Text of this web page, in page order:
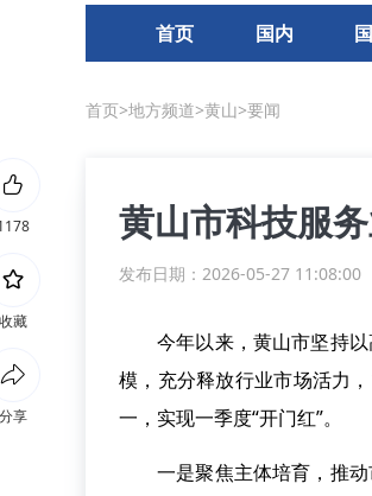
首页 国内
首页>地方频道>黄山>要闻
黄山市科技服
发布日期：2026-05-27 11:08:00
今年以来，黄山市坚持
模，充分释放行业市场活力
一，实现一季度“开门红”。
一是聚焦主体培育，推
收藏
分享